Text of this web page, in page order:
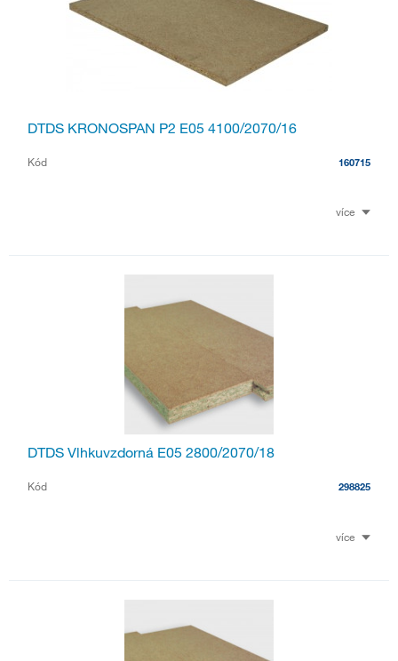
DTDS KRONOSPAN P2 E05 4100/2070/16
Kód 160715
více
DTDS Vlhkuvzdorná E05 2800/2070/18
Kód 298825
více